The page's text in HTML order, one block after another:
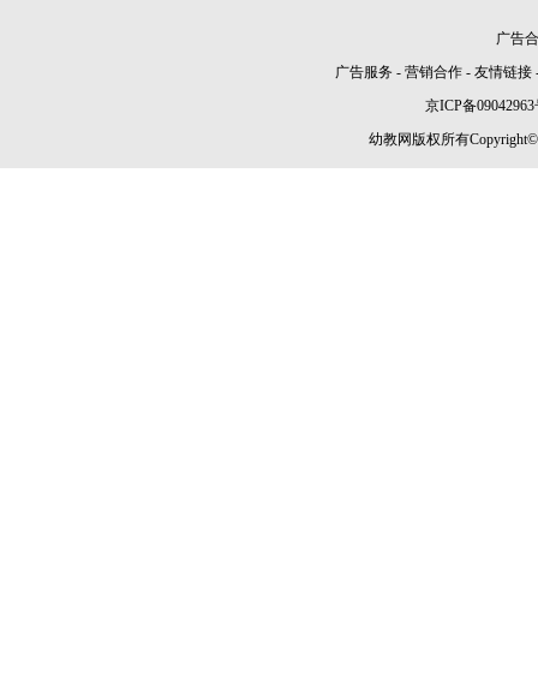
广告
广告服务 - 营销合作 - 友情链接
京ICP备09042963
幼教网版权所有